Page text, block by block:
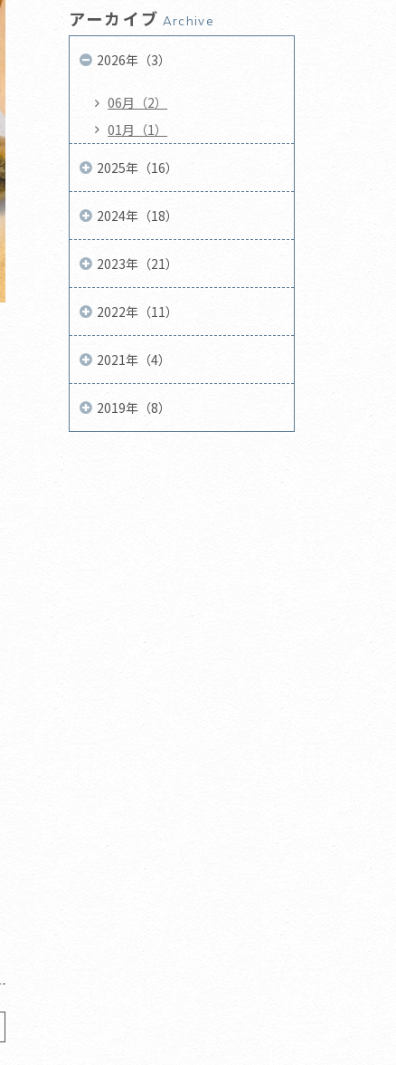
アーカイブ Archive
2026年（3）
06月（2）
01月（1）
2025年（16）
2024年（18）
2023年（21）
2022年（11）
2021年（4）
2019年（8）